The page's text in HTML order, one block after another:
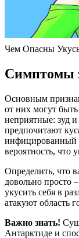
Чем Опасны
Симптомы
Основным
от них могут
неприятные: зуд
предпочитают
инфицированный
вероятность, что
Определить, что
довольно просто
укусить себя в
атакуют область
Важно знать!
Антарктиде и